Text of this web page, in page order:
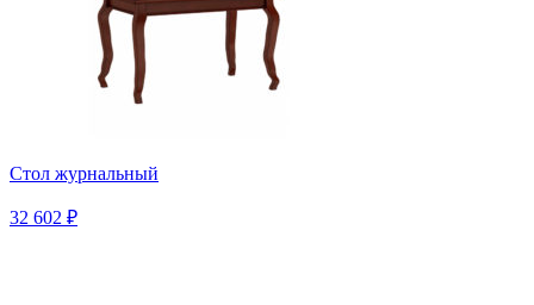
Стол журнальный
32 602 ₽